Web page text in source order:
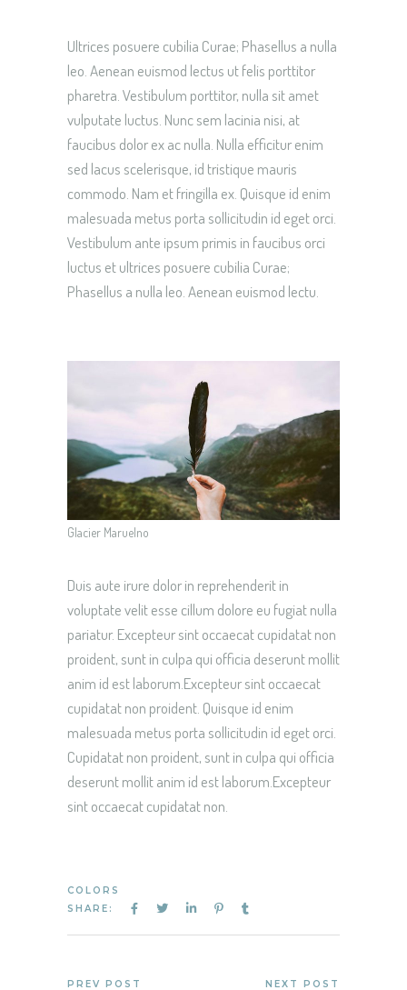
Ultrices posuere cubilia Curae; Phasellus a nulla
leo. Aenean euismod lectus ut felis porttitor
pharetra. Vestibulum porttitor, nulla sit amet
vulputate luctus. Nunc sem lacinia nisi, at
faucibus dolor ex ac nulla. Nulla efficitur enim
sed lacus scelerisque, id tristique mauris
commodo. Nam et fringilla ex. Quisque id enim
malesuada metus porta sollicitudin id eget orci.
Vestibulum ante ipsum primis in faucibus orci
luctus et ultrices posuere cubilia Curae;
Phasellus a nulla leo. Aenean euismod lectu.
Glacier Maruelno
Duis aute irure dolor in reprehenderit in
voluptate velit esse cillum dolore eu fugiat nulla
pariatur. Excepteur sint occaecat cupidatat non
proident, sunt in culpa qui officia deserunt mollit
anim id est laborum.Excepteur sint occaecat
cupidatat non proident. Quisque id enim
malesuada metus porta sollicitudin id eget orci.
Cupidatat non proident, sunt in culpa qui officia
deserunt mollit anim id est laborum.Excepteur
sint occaecat cupidatat non.
COLORS
SHARE:
PREV POST NEXT POST